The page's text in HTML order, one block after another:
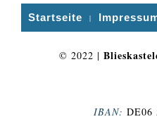
Startseite |
© 2022 |
IBAN: DE06